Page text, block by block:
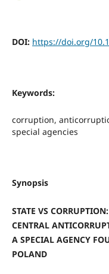
DOI: https://doi.org/
Keywords:
corruption,
special agencies
Synopsis
STATE VS
CENTRAL
A SPECIAL AGENCY
POLAND